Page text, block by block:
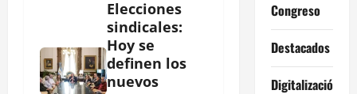
Elecciones
sindicales:
Hoy se
definen los
nuevos
Congreso
Destacados
Digitalización